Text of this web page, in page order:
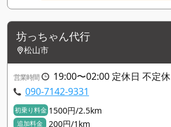
坊っちゃん代行
松山市
営業時間
19:00〜02:00 定休日 不定休
090-7142-9331
初乗り料金 1500円/2.5km
追加料金 200円/1km